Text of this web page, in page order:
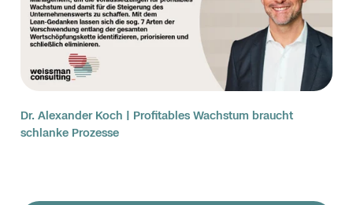
Dr. Alexander Koch | Profitables Wachstum braucht
schlanke Prozesse